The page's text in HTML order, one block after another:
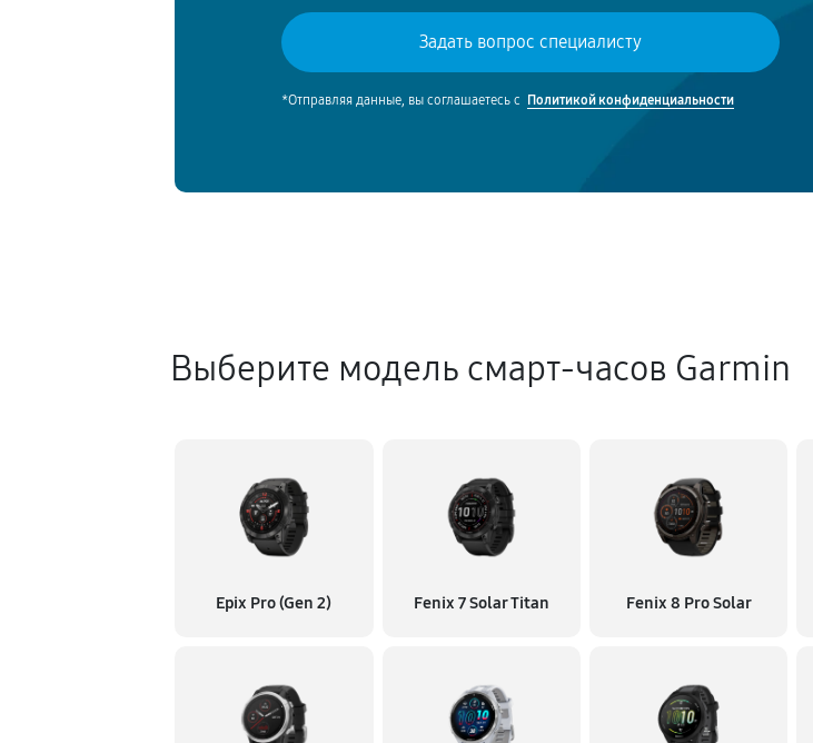
*Отправляя данные, вы соглашаетесь с Политикой конфиденциальности
Выберите модель смарт-часов Garmin
Epix Pro (Gen 2) Fenix 7 Solar Titan Fenix 8 Pro Solar